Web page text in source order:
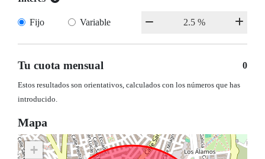
Fijo Variable
Tu cuota mensual 0
Estos resultados son orientativos, calculados con los números que has
introducido.
Mapa
+